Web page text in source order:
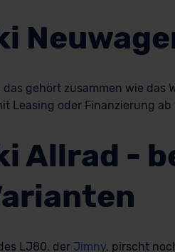
gehört zusammen wie das
Leasing oder Finanzierung
Allrad -
LJ80, der Jimny, pirscht